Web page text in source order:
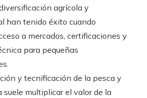
agrícola y
han tenido éxito cuando
a mercados, certificaciones y
para pequeñas
y tecnificación de la pesca y
suele multiplicar el valor de la